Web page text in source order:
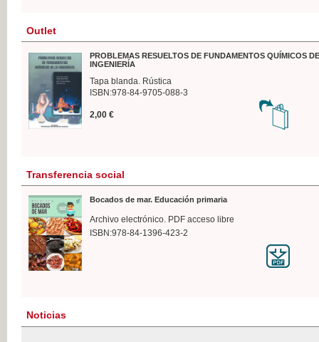
Outlet
PROBLEMAS RESUELTOS DE FUNDAMENTOS QUÍMICOS
INGENIERÍA
Tapa blanda. Rústica
ISBN:978-84-9705-088-3
2,00 €
Transferencia social
Bocados de mar. Educación primaria
Archivo electrónico. PDF acceso libre
ISBN:978-84-1396-423-2
Noticias